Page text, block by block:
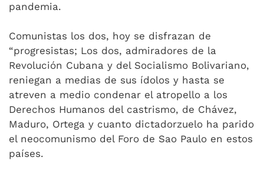
pandemia.
Comunistas los dos, hoy se disfrazan de
“progresistas; Los dos, admiradores de la
Revolución Cubana y del Socialismo Bolivariano,
reniegan a medias de sus ídolos y hasta se
atreven a medio condenar el atropello a los
Derechos Humanos del castrismo, de Chávez,
Maduro, Ortega y cuanto dictadorzuelo ha parido
el neocomunismo del Foro de Sao Paulo en estos
países.